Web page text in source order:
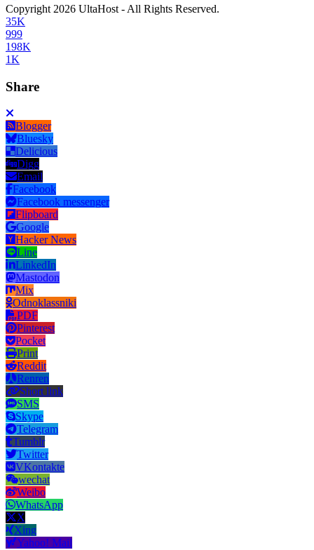
Copyright 2026 UltaHost - All Rights Reserved.
35K
999
198K
1K
Share
Blogger
Bluesky
Delicious
Digg
Email
Facebook
Facebook messenger
Flipboard
Google
Hacker News
Line
LinkedIn
Mastodon
Mix
Odnoklassniki
PDF
Pinterest
Pocket
Print
Reddit
Renren
Short link
SMS
Skype
Telegram
Tumblr
Twitter
VKontakte
wechat
Weibo
WhatsApp
X
Xing
Yahoo! Mail